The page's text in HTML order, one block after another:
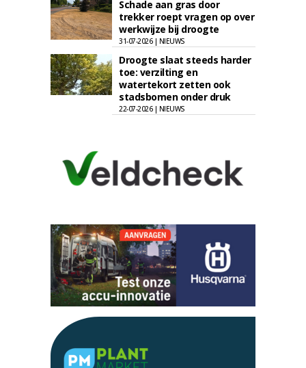
Schade aan gras door
trekker roept vragen op over
werkwijze bij droogte
31-07-2026 | NIEUWS
Droogte slaat steeds harder
toe: verzilting en
watertekort zetten ook
stadsbomen onder druk
22-07-2026 | NIEUWS